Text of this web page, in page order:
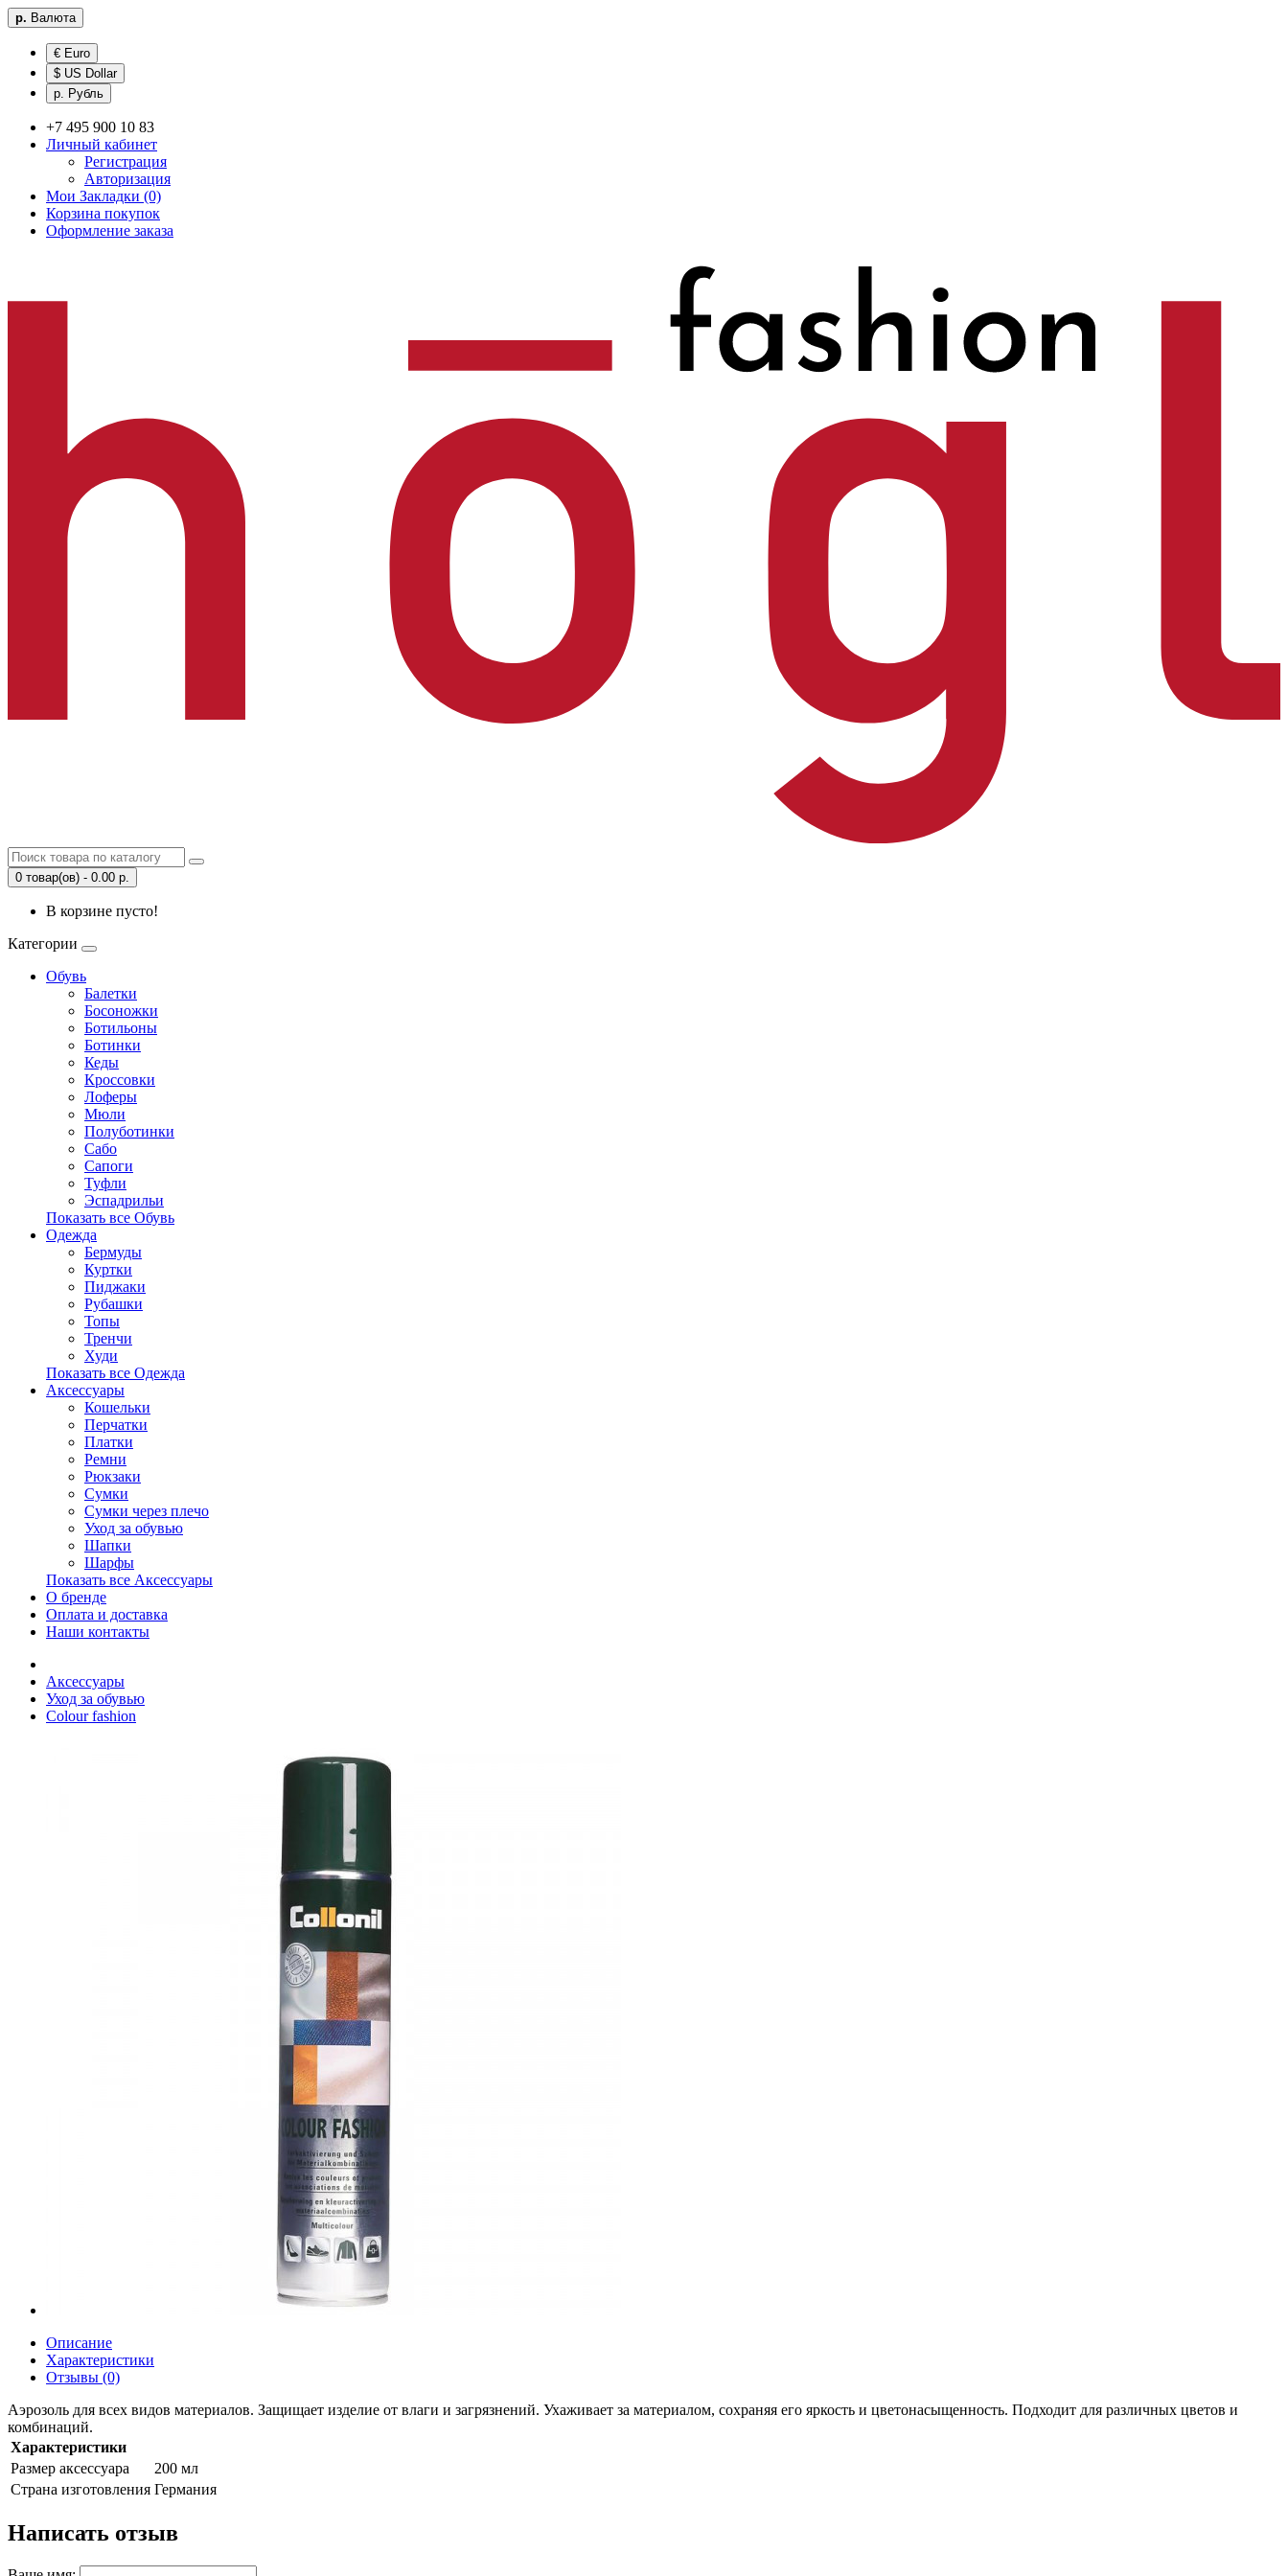
р. Валюта
€ Euro
$ US Dollar
р. Рубль
+7 495 900 10 83
Личный кабинет
Регистрация
Авторизация
Мои Закладки (0)
Корзина покупок
Оформление заказа
0 товар(ов) - 0.00 р.
В корзине пусто!
Категории
Обувь
Балетки
Босоножки
Ботильоны
Ботинки
Кеды
Кроссовки
Лоферы
Мюли
Полуботинки
Сабо
Сапоги
Туфли
Эспадрильи
Показать все Обувь
Одежда
Бермуды
Куртки
Пиджаки
Рубашки
Топы
Тренчи
Худи
Показать все Одежда
Аксессуары
Кошельки
Перчатки
Платки
Ремни
Рюкзаки
Сумки
Сумки через плечо
Уход за обувью
Шапки
Шарфы
Показать все Аксессуары
О бренде
Оплата и доставка
Наши контакты
Аксессуары
Уход за обувью
Colour fashion
Описание
Характеристики
Отзывы (0)
Аэрозоль для всех видов материалов. Защищает изделие от влаги и загрязнений. Ухаживает за материалом, сохраняя его яркость и цветонасыщенность. Подходит для различных цветов и
комбинаций.
Характеристики
Размер аксессуара
200 мл
Страна изготовления Германия
Написать отзыв